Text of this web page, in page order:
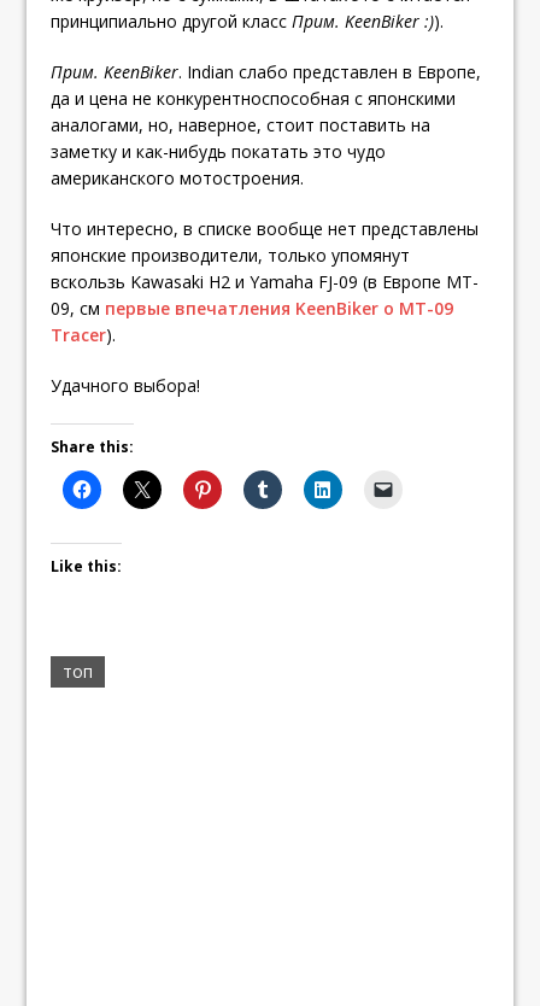
принципиально другой классПрим. KeenBiker :)).
Прим. KeenBiker. Indian слабо представлен в Европе,
да и цена не конкурентноспособная с японскими
аналогами, но, наверное, стоит поставить на
заметку и как-нибудь покатать это чудо
американского мотостроения.
Что интересно, в списке вообще нет представлены
японские производители, только упомянут
вскользь Kawasaki H2 и Yamaha FJ-09 (в Европе MT-
09, см первые впечатления KeenBiker о MT-09
Tracer).
Удачного выбора!
Share this:
Like this:
топ